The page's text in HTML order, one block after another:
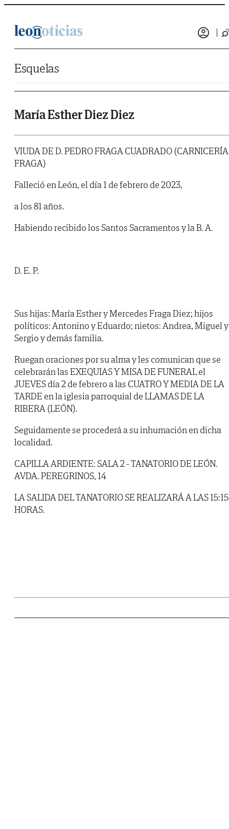
Saltar al contenido
Esquelas
María Esther Diez Diez
VIUDA DE D. PEDRO FRAGA CUADRADO (CARNICERÍA
FRAGA)
Falleció en León, el día 1 de febrero de 2023,
a los 81 años.
Habiendo recibido los Santos Sacramentos y la B. A.
D. E. P.
Sus hijas: María Esther y Mercedes Fraga Diez; hijos
políticos: Antonino y Eduardo; nietos: Andrea, Miguel y
Sergio y demás familia.
Ruegan oraciones por su alma y les comunican que se
celebrarán las EXEQUIAS Y MISA DE FUNERAL el
JUEVES día 2 de febrero a las CUATRO Y MEDIA DE LA
TARDE en la iglesia parroquial de LLAMAS DE LA
RIBERA (LEÓN).
Seguidamente se procederá a su inhumación en dicha
localidad.
CAPILLA ARDIENTE: SALA 2 - TANATORIO DE LEÓN.
AVDA. PEREGRINOS, 14
LA SALIDA DEL TANATORIO SE REALIZARÁ A LAS 15:15
HORAS.